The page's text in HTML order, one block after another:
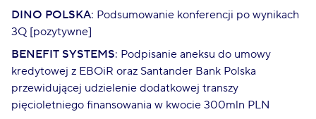
DINO POLSKA: Podsumowanie konferencji po wynikach
3Q [pozytywne]
BENEFIT SYSTEMS: Podpisanie aneksu do umowy
kredytowej z EBOiR oraz Santander Bank Polska
przewidującej udzielenie dodatkowej transzy
pięcioletniego finansowania w kwocie 300mln PLN